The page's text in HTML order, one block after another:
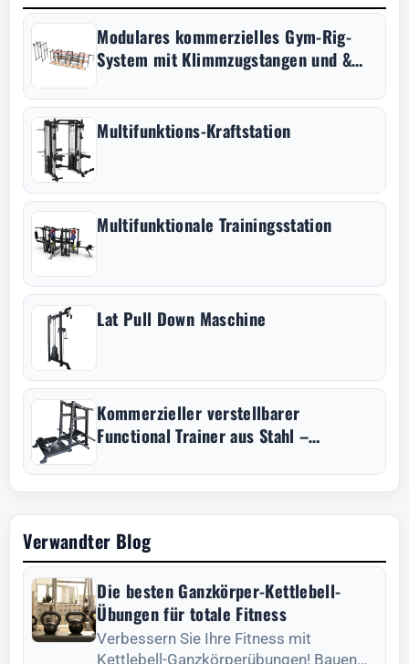
Modulares kommerzielles Gym-Rig-
System mit Klimmzugstangen und &
Multifunktions-Kraftstation
Multifunktionale Trainingsstation
Lat Pull Down Maschine
Kommerzieller verstellbarer
Functional Trainer aus Stahl –
Verwandter Blog
Die besten Ganzkörper-Kettlebell-
Übungen für totale Fitness
Verbessern Sie Ihre Fitness mit
Kettlebell-Ganzkörperübungen! Bauen